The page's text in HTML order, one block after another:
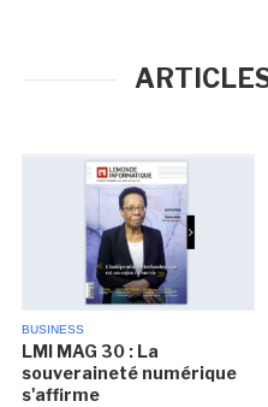
BUSINESS
LMI MAG 30 : La
souveraineté numérique
s'affirme